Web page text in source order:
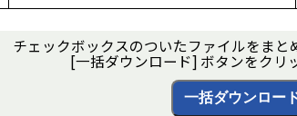
チェックボックスのついたファイルをまと
[一括ダウンロード] ボタンをクリ